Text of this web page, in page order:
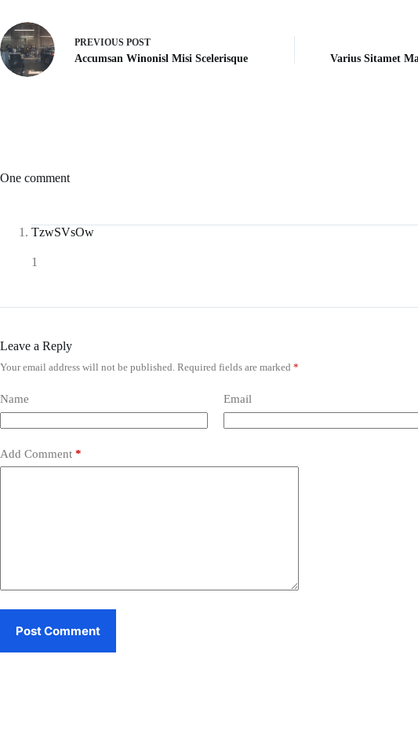
PREVIOUS POST
Accumsan Winonisl Misi Scelerisque Varius Sitamet
One comment
TzwSVsOw
1
Leave a Reply
Your email address will not be published. Required fields are marked *
Name Email
Add Comment *
Post Comment